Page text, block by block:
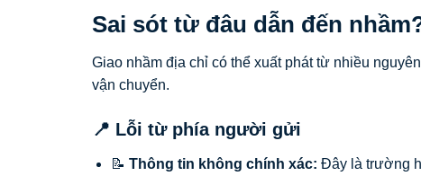
Sai sót từ đâu dẫn đến
Giao nhầm địa chỉ có thể xuất phát từ nhiều
vận chuyển.
📍 Lỗi từ phía người gửi
📝 Thông tin không chính xác: Đây là trường